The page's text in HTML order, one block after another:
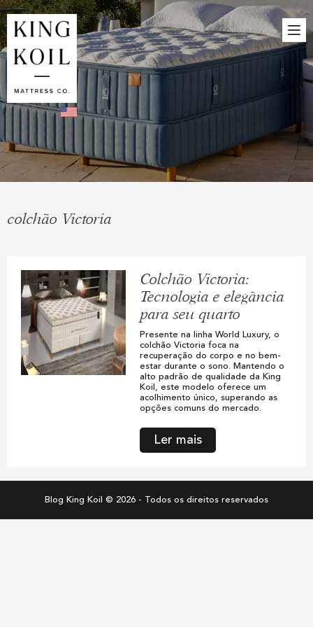
colchão Victoria
Colchão Victoria:
Tecnologia e elegância
para seu quarto
Presente na linha World Luxury, o
colchão Victoria foca na
recuperação do corpo e no bem-
estar durante o sono. Mantendo o
alto padrão de qualidade da King
Koil, este modelo oferece um
acolhimento único, superando as
opções comuns do mercado.
Ler mais
Blog King Koil © 2026 - Todos os direitos reservados